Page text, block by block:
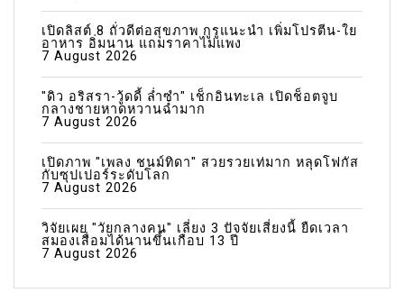
เปิดลิสต์ 8 ถั่วดีต่อสุขภาพ กูรูแนะนำ เพิ่มโปรตีน-ใย
อาหาร อิ่มนาน แถมราคาไม่แพง
7 August 2026
"ดิว อริสรา-วู้ดดี้ ล่ำซำ" เช็กอินทะเล เปิดช็อตจูบ
กลางชายหาดหวานฉ่ำมาก
7 August 2026
เปิดภาพ "เพลง ชนม์ทิดา" สวยรวยเท่มาก หลุดโฟกัส
กับซุปเปอร์ระดับโลก
7 August 2026
วิจัยเผย "วัยกลางคน" เลี่ยง 3 ปัจจัยเสี่ยงนี้ ยืดเวลา
สมองเสื่อมได้นานขึ้นเกือบ 13 ปี
7 August 2026